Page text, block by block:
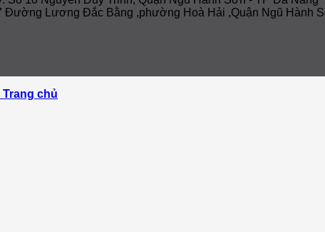
Đường Lương Đắc Bằng ,phường Hoà Hải ,Quận Ngũ Hành
Trang chủ